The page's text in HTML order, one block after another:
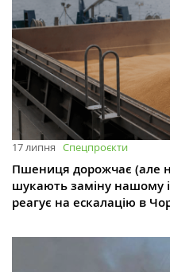
17 липня Спецпроєкти
Пшениця дорожчає (але
шукають заміну нашому і
реагує на ескалацію в